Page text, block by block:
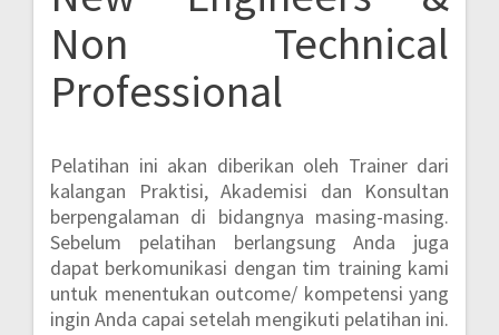
Non Technical
Professional
Pelatihan ini akan diberikan oleh Trainer dari
kalangan Praktisi, Akademisi dan Konsultan
berpengalaman di bidangnya masing-masing.
Sebelum pelatihan berlangsung Anda juga
dapat berkomunikasi dengan tim training kami
untuk menentukan outcome/ kompetensi yang
ingin Anda capai setelah mengikuti pelatihan ini.